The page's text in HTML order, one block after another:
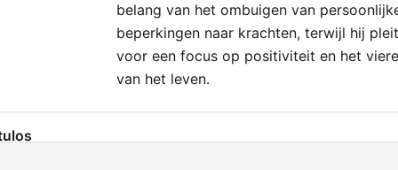
belang van het ombuigen van
beperkingen naar krachten, terwijl hij pleit
voor een focus op positiviteit en het
van het leven.